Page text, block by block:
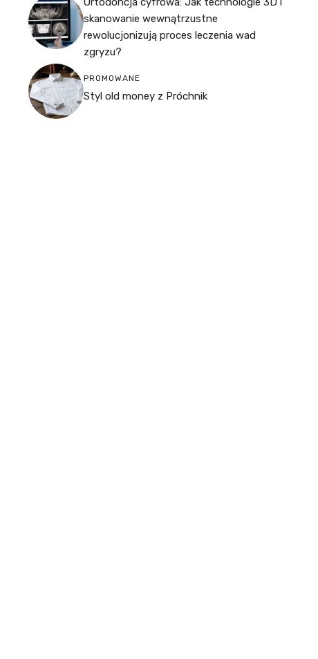
skanowanie wewnątrzustne
rewolucjonizują proces leczenia wad
zgryzu?
PROMOWANE
Styl old money z Próchnik